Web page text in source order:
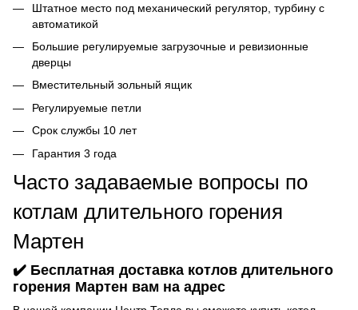
Штатное место под механический регулятор, турбину с
автоматикой
Большие регулируемые загрузочные и ревизионные
дверцы
Вместительный зольный ящик
Регулируемые петли
Срок службы 10 лет
Гарантия 3 года
Часто задаваемые вопросы по
котлам длительного горения
Мартен
✔️ Бесплатная доставка котлов длительного
горения Мартен вам на адрес